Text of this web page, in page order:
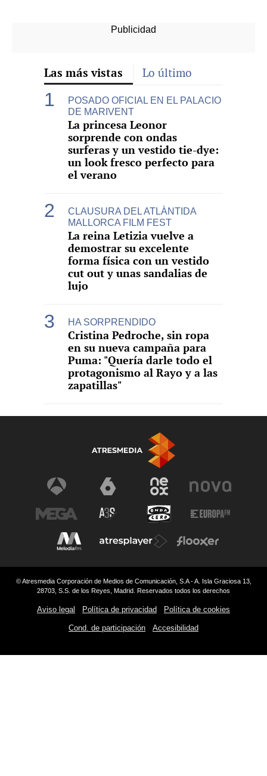
Las más vistas Lo último
POSADO OFICIAL EN EL PALACIO
DE MARIVENT
La princesa Leonor
sorprende con ondas
surferas y un vestido tie-dye:
un look fresco perfecto para
el verano
CLAUSURA DEL ATLÀNTIDA
MALLORCA FILM FEST
La reina Letizia vuelve a
demostrar su excelente
forma física con un vestido
cut out y unas sandalias de
lujo
HA SORPRENDIDO
Cristina Pedroche, sin ropa
en su nueva campaña para
Puma: "Quería darle todo el
protagonismo al Rayo y a las
zapatillas"
© Atresmedia Corporación de Medios de Comunicación, S.A - A. Isla Graciosa 13,
28703, S.S. de los Reyes, Madrid. Reservados todos los derechos
Aviso legal Política de privacidad Política de cookies
Cond. de participación Accesibilidad